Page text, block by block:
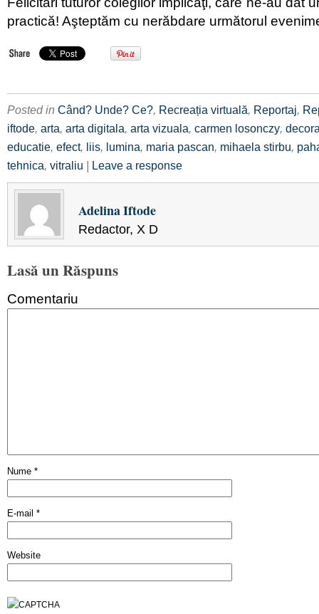
practică! Aşteptăm cu nerăbdare următorul
Posted in Când? Unde? Ce?, Recreația virtuală, Reportaj,
iftode, arta, arta digitala, arta vizuala, carmen losonczy,
educatie, efect, liis, lumina, maria pascan, mihaela stirbu,
tehnica, vitraliu | Leave a response
Adelina Iftode
Redactor, X D
Lasă un Răspuns
Comentariu
Nume *
E-mail *
Website